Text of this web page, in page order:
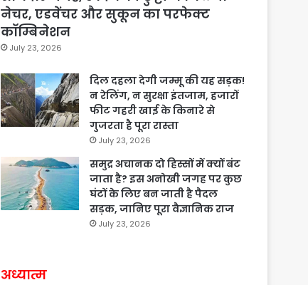
नेचर, एडवेंचर और सुकून का परफेक्ट
कॉम्बिनेशन
July 23, 2026
दिल दहला देगी जम्मू की यह सड़क!
न रेलिंग, न सुरक्षा इंतजाम, हजारों
फीट गहरी खाई के किनारे से
गुजरता है पूरा रास्ता
July 23, 2026
समुद्र अचानक दो हिस्सों में क्यों बंट
जाता है? इस अनोखी जगह पर कुछ
घंटों के लिए बन जाती है पैदल
सड़क, जानिए पूरा वैज्ञानिक राज
July 23, 2026
अध्यात्म